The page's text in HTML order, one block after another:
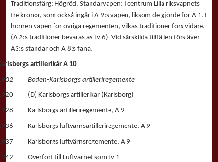
Traditionsfärg: Högröd. Standarvapen: I centrum Lilla riksvapnets
tre kronor, som också ingår i A 9:s vapen, liksom de gjorde för A 1. I
hörnen vapen för övriga regementen, vilkas traditioner förs vidare.
(A 2:s traditioner bevaras av Lv 6). Vid särskilda tillfällen förs även
A3:s standar och A 8:s fana.
artillerikår A 10
Boden-Karlsborgs artilleriregemente
(D) Karlsborgs artillerikår (Karlsborg)
Karlsborgs artilleriregemente, A 9
Karlsborgs luftvärnsartilleriregemente, A 9
Karlsborgs luftvärnsregemente, A 9
Överfört till Luftvärnet som Lv 1